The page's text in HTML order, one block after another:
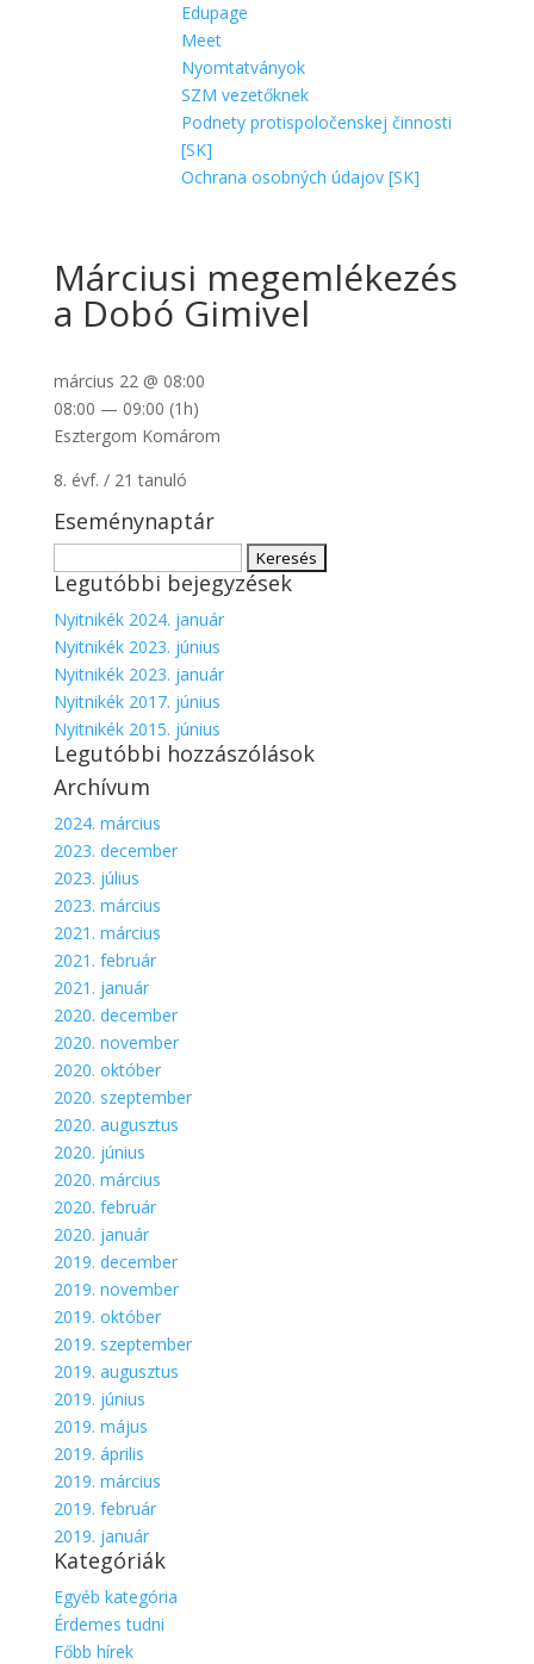
Edupage
Meet
Nyomtatványok
SZM vezetőknek
Podnety protispoločenskej činnosti
[SK]
Ochrana osobných údajov [SK]
Márciusi megemlékezés
a Dobó Gimivel
március 22 @ 08:00
08:00 — 09:00 (1h)
Esztergom Komárom
8. évf. / 21 tanuló
Eseménynaptár
Legutóbbi bejegyzések
Nyitnikék 2024. január
Nyitnikék 2023. június
Nyitnikék 2023. január
Nyitnikék 2017. június
Nyitnikék 2015. június
Legutóbbi hozzászólások
Archívum
2024. március
2023. december
2023. július
2023. március
2021. március
2021. február
2021. január
2020. december
2020. november
2020. október
2020. szeptember
2020. augusztus
2020. június
2020. március
2020. február
2020. január
2019. december
2019. november
2019. október
2019. szeptember
2019. augusztus
2019. június
2019. május
2019. április
2019. március
2019. február
2019. január
Kategóriák
Egyéb kategória
Érdemes tudni
Főbb hírek